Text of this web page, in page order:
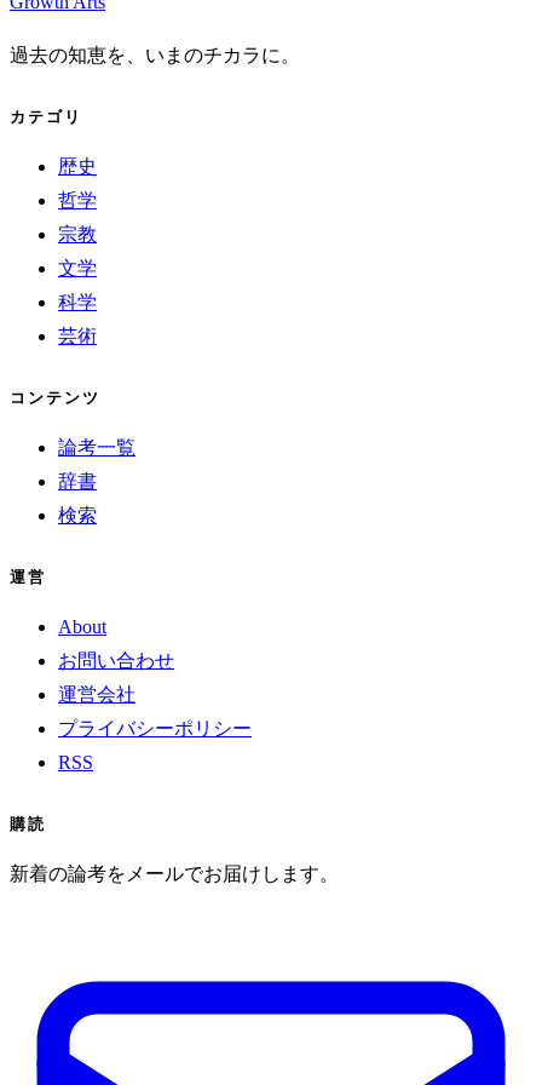
過去の知恵を、いまのチカラに。
カテゴリ
歴史
哲学
宗教
文学
科学
芸術
コンテンツ
論考一覧
辞書
検索
運営
About
お問い合わせ
運営会社
プライバシーポリシー
RSS
購読
新着の論考をメールでお届けします。